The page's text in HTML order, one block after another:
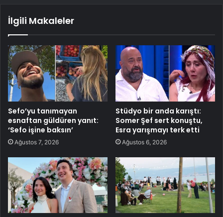
İlgili Makaleler
Sefo’yu tanımayan
esnaftan güldüren yanıt:
‘Sefo işine baksın’
Ağustos 7, 2026
Stüdyo bir anda karıştı:
Somer Şef sert konuştu,
Esra yarışmayı terk etti
Ağustos 6, 2026